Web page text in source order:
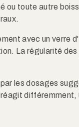
ou toute autre
avec un verre
La régularité
les dosages